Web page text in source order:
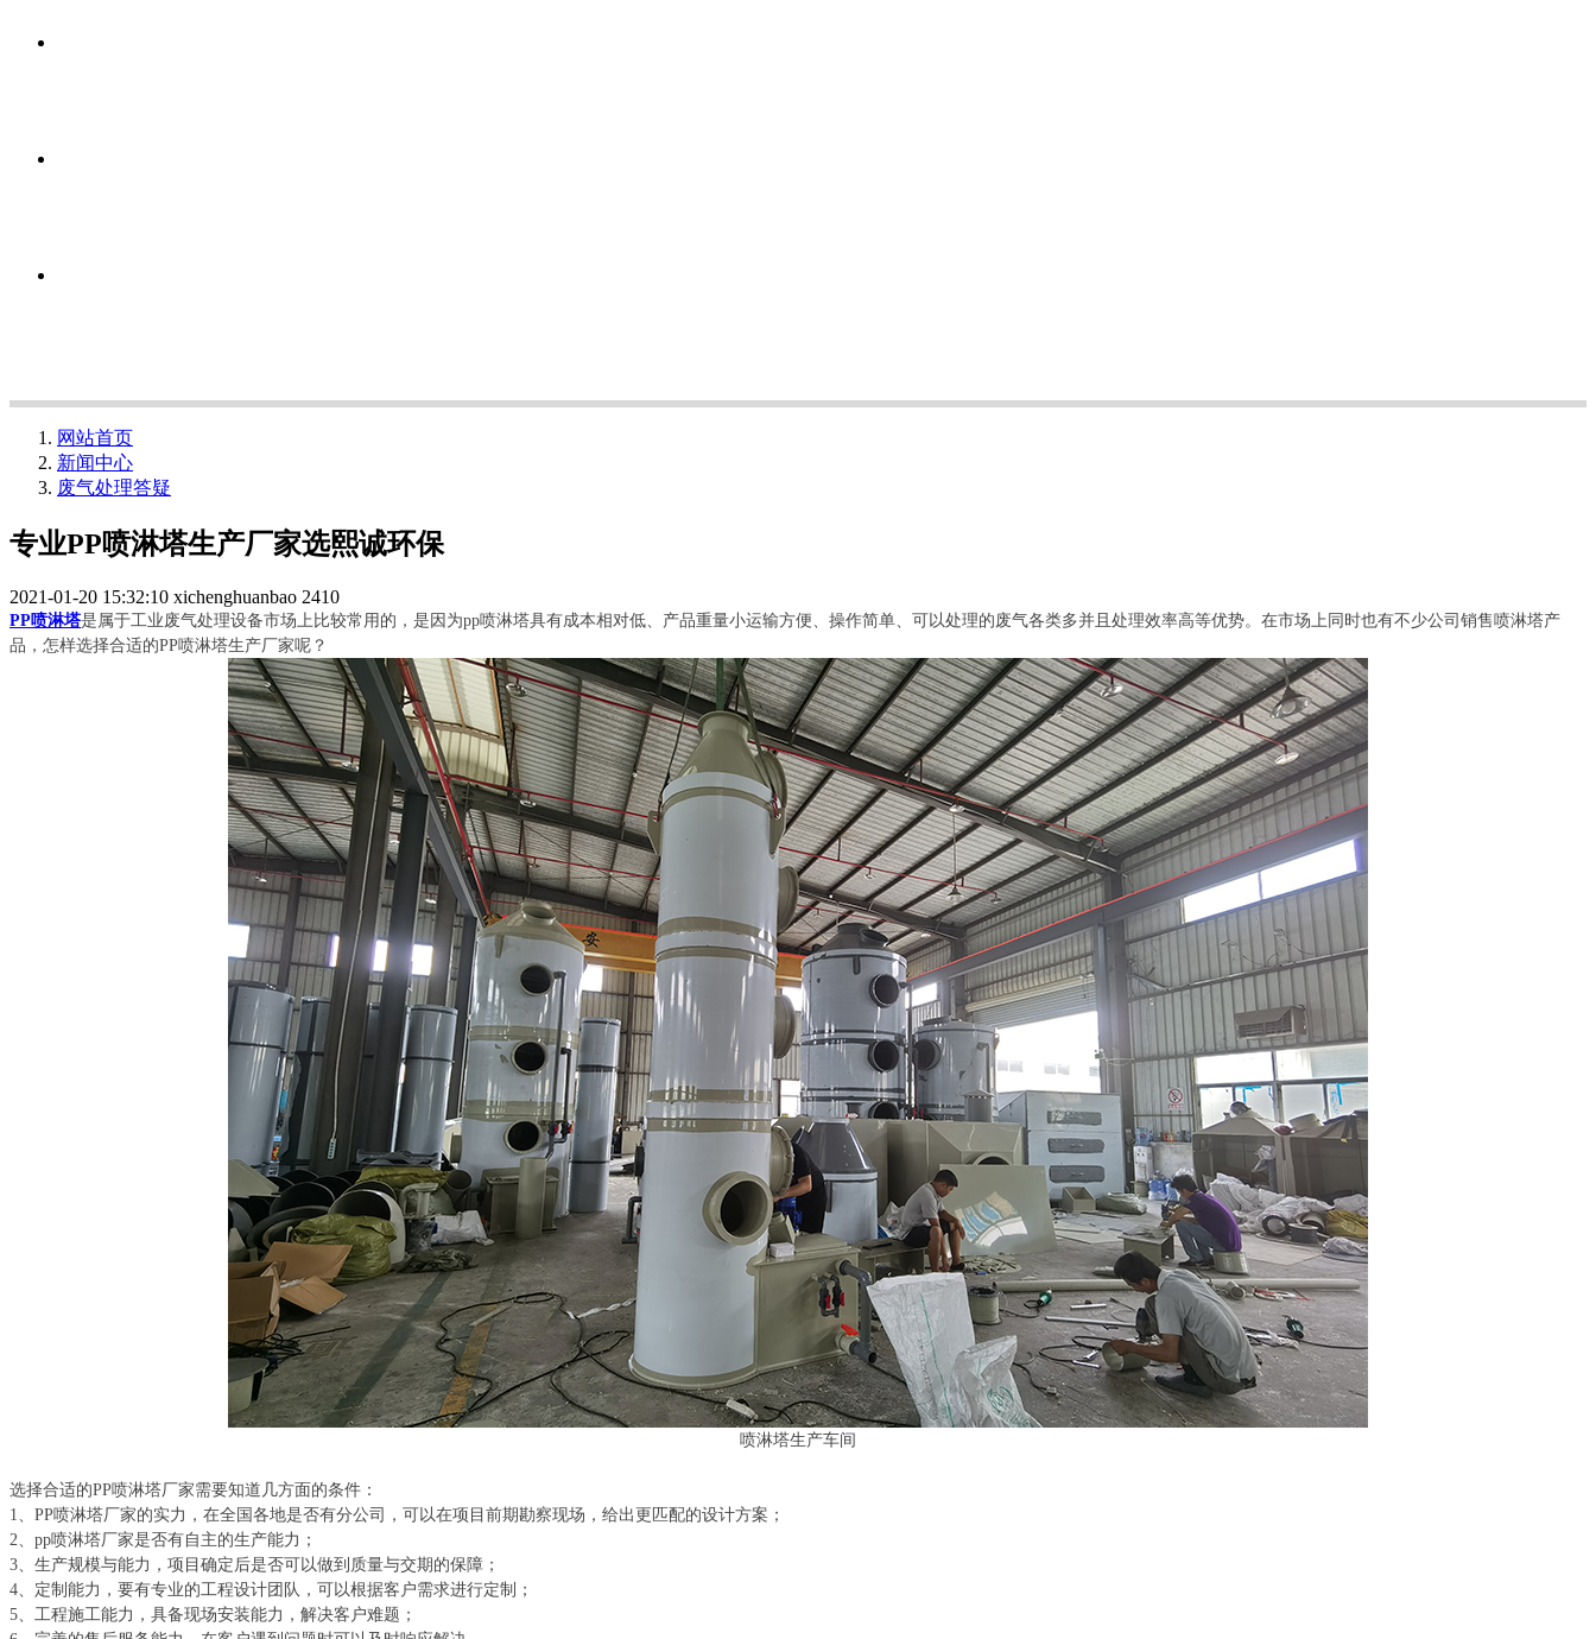
网站首页
新闻中心
废气处理答疑
专业PP喷淋塔生产厂家选熙诚环保
2021-01-20 15:32:10 xichenghuanbao 2410
PP喷淋塔是属于工业废气处理设备市场上比较常用的，是因为pp喷淋塔具有成本相对低、产品重量小运输方便、操作简单、可以处理的废气各类多并且处理效率高等优势。在市场上同时也有不少公司销售喷淋塔产
品，怎样选择合适的PP喷淋塔生产厂家呢？
喷淋塔生产车间
选择合适的PP喷淋塔厂家需要知道几方面的条件：
1、PP喷淋塔厂家的实力，在全国各地是否有分公司，可以在项目前期勘察现场，给出更匹配的设计方案；
2、pp喷淋塔厂家是否有自主的生产能力；
3、生产规模与能力，项目确定后是否可以做到质量与交期的保障；
4、定制能力，要有专业的工程设计团队，可以根据客户需求进行定制；
5、工程施工能力，具备现场安装能力，解决客户难题；